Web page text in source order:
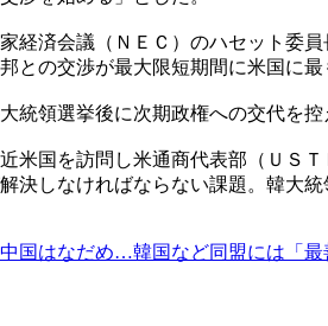
経済会議（ＮＥＣ）のハセット委
との交渉が最大限短期間に米国に
統領選挙後に次期政権への交代を
米国を訪問し米通商代表部（ＵＳ
決しなければならない課題。韓大
国はなだめ…韓国など同盟には「最